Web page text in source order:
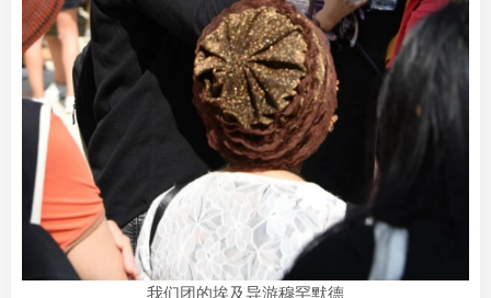
我们团的埃及导游穆罕默德